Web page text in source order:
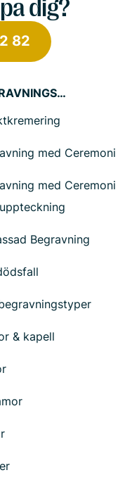
dig?
82
BEGRAVNINGSTJÄNSTER
med Ceremoni
med Ceremoni
Begravning
& kapell